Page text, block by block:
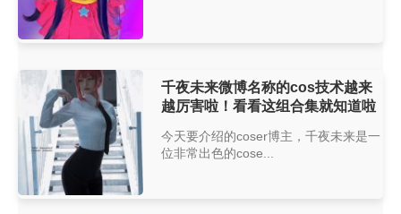
千夜未来微博名称的cos技术越来
越厉害啦！看看这组合集就知道啦
今天要介绍的coser博主，千夜未来是一
位非常出色的cose...